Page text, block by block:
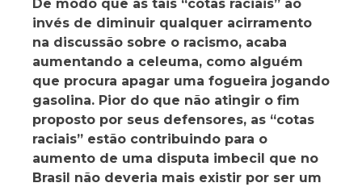
De modo que as tais “cotas raciais” ao
invés de diminuir qualquer acirramento
na discussão sobre o racismo, acaba
aumentando a celeuma, como alguém
que procura apagar uma fogueira jogando
gasolina. Pior do que não atingir o fim
proposto por seus defensores, as “cotas
raciais” estão contribuindo para o
aumento de uma disputa imbecil que no
Brasil não deveria mais existir por ser um